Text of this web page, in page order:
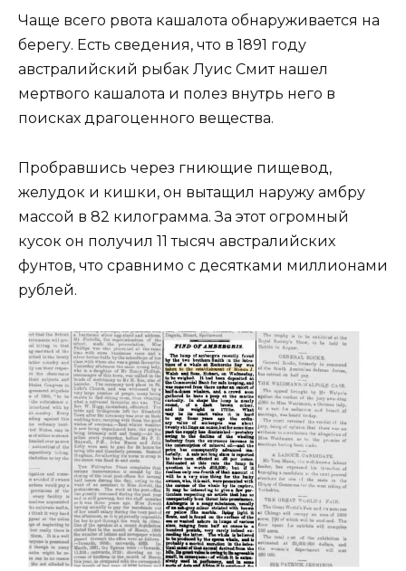
Чаще всего рвота кашалота обнаруживается на
берегу. Есть сведения, что в 1891 году
австралийский рыбак Луис Смит нашел
мертвого кашалота и полез внутрь него в
поисках драгоценного вещества.
Пробравшись через гниющие пищевод,
желудок и кишки, он вытащил наружу амбру
массой в 82 килограмма. За этот огромный
кусок он получил 11 тысяч австралийских
фунтов, что сравнимо с десятками миллионами
рублей.